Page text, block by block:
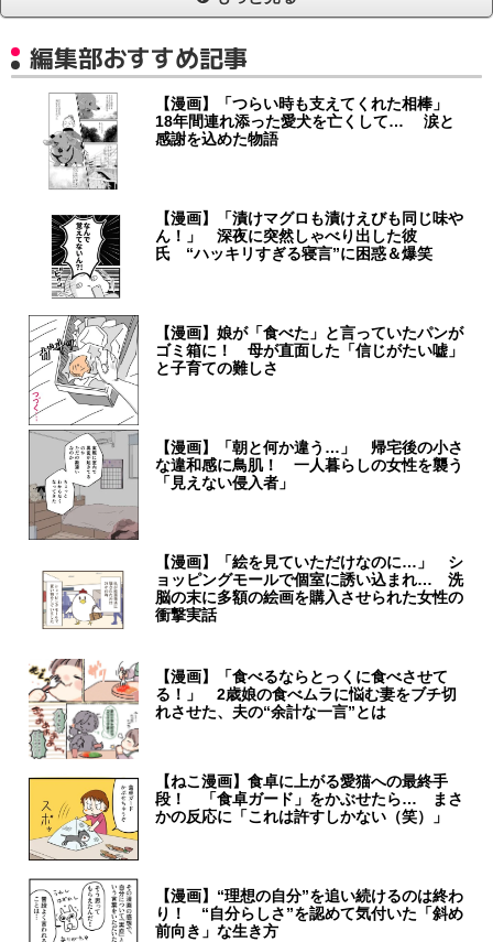
編集部おすすめ記事
【漫画】「つらい時も支えてくれた相棒」
18年間連れ添った愛犬を亡くして… 涙と
感謝を込めた物語
【漫画】「漬けマグロも漬けえびも同じ味や
ん！」 深夜に突然しゃべり出した彼
氏 “ハッキリすぎる寝言”に困惑＆爆笑
【漫画】娘が「食べた」と言っていたパンが
ゴミ箱に！ 母が直面した「信じがたい嘘」
と子育ての難しさ
【漫画】「朝と何か違う…」 帰宅後の小さ
な違和感に鳥肌！ 一人暮らしの女性を襲う
「見えない侵入者」
【漫画】「絵を見ていただけなのに…」 シ
ョッピングモールで個室に誘い込まれ… 洗
脳の末に多額の絵画を購入させられた女性の
衝撃実話
【漫画】「食べるならとっくに食べさせて
る！」 2歳娘の食べムラに悩む妻をブチ切
れさせた、夫の“余計な一言”とは
【ねこ漫画】食卓に上がる愛猫への最終手
段！ 「食卓ガード」をかぶせたら… まさ
かの反応に「これは許すしかない（笑）」
【漫画】“理想の自分”を追い続けるのは終わ
り！ “自分らしさ”を認めて気付いた「斜め
前向き」な生き方